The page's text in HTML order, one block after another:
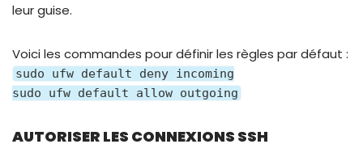
leur guise.
Voici les commandes pour définir les règles par défaut :
sudo ufw default deny incoming
sudo ufw default allow outgoing
AUTORISER LES CONNEXIONS SSH